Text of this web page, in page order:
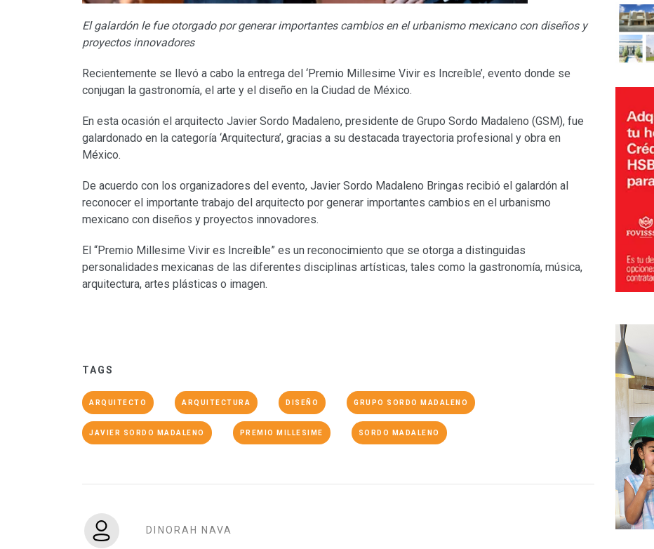
El galardón le fue otorgado por generar importantes cambios en el urbanismo mexicano con diseños y
proyectos innovadores
Recientemente se llevó a cabo la entrega del ‘Premio Millesime Vivir es Increíble’, evento donde se
conjugan la gastronomía, el arte y el diseño en la Ciudad de México.
En esta ocasión el arquitecto Javier Sordo Madaleno, presidente de Grupo Sordo Madaleno (GSM), fue
galardonado en la categoría ‘Arquitectura’, gracias a su destacada trayectoria profesional y obra en
México.
De acuerdo con los organizadores del evento, Javier Sordo Madaleno Bringas recibió el galardón al
reconocer el importante trabajo del arquitecto por generar importantes cambios en el urbanismo
mexicano con diseños y proyectos innovadores.
El “Premio Millesime Vivir es Increíble” es un reconocimiento que se otorga a distinguidas
personalidades mexicanas de las diferentes disciplinas artísticas, tales como la gastronomía, música,
arquitectura, artes plásticas o imagen.
TAGS
ARQUITECTO ARQUITECTURA DISEÑO GRUPO SORDO MADALENO
JAVIER SORDO MADALENO PREMIO MILLESIME SORDO MADALENO
DINORAH NAVA